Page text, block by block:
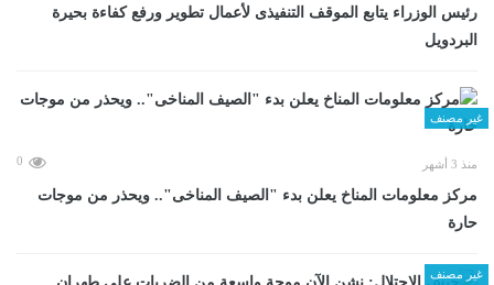
رئيس الوزراء يتابع الموقف التنفيذى لأعمال تطوير ورفع كفاءة بحيرة
البردويل
غير مصنف
منذ 3 أشهر 0
مركز معلومات المناخ يعلن بدء "الصيف المناخى".. ويحذر من موجات
حارة
غير مصنف